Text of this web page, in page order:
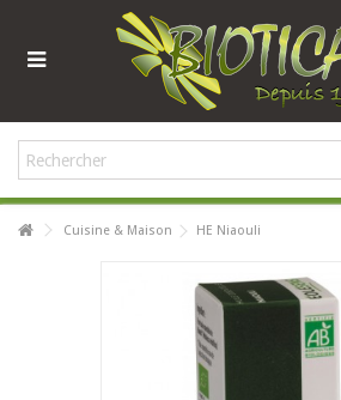
Cuisine & Maison HE Niaouli